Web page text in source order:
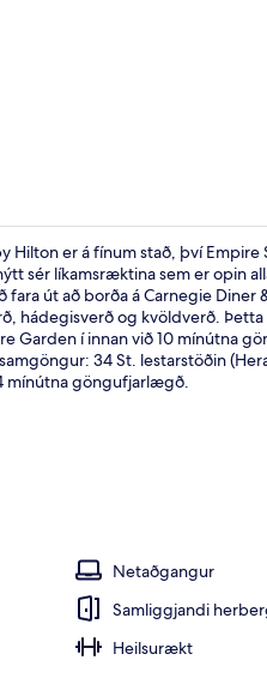
Hilton er á fínum stað, því
sér líkamsræktina sem er opin
út að borða á Carnegie Diner
hádegisverð og kvöldverð.
Garden í innan við 10 mínútna
34 St. lestarstöðin
mínútna göngufjarlægð.
Netaðgangur
Samliggjandi
Heilsurækt